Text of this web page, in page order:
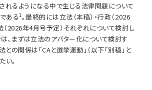
れるようになる中で生じる法律問題について
ある1 。最終的には立法（本稿）・行政（2026
（2026年4月号予定）それぞれについて検討し
、まずは立法のアバター化について検討す
との関係は「CAと選挙運動」（以下「別稿」と
い。